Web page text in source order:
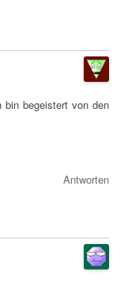
bin begeistert von den
Antworten